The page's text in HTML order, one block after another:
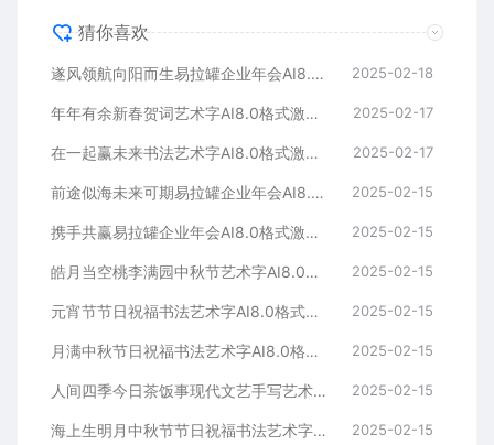
猜你喜欢
遂风领航向阳而生易拉罐企业年会AI8.0格式激光打标文件通用矢量图 2025-02-18
年年有余新春贺词艺术字AI8.0格式激光打标文件通用矢量图 2025-02-17
在一起赢未来书法艺术字AI8.0格式激光打标文件通用矢量图 2025-02-17
前途似海未来可期易拉罐企业年会AI8.0格式激光打标文件通用矢量图 2025-02-15
携手共赢易拉罐企业年会AI8.0格式激光打标文件通用矢量图 2025-02-15
皓月当空桃李满园中秋节艺术字AI8.0格式激光打标文件通用矢量图 2025-02-15
元宵节节日祝福书法艺术字AI8.0格式激光打标文件通用矢量图 2025-02-15
月满中秋节日祝福书法艺术字AI8.0格式激光打标文件通用矢量图 2025-02-15
人间四季今日茶饭事现代文艺手写艺术字AI8.0格式激光打标文件通用矢量图 2025-02-15
海上生明月中秋节节日祝福书法艺术字AI8.0格式激光打标文件通用矢量图 2025-02-15